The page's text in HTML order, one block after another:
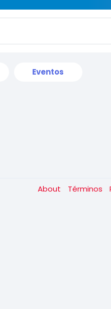
Eventos
About Términos